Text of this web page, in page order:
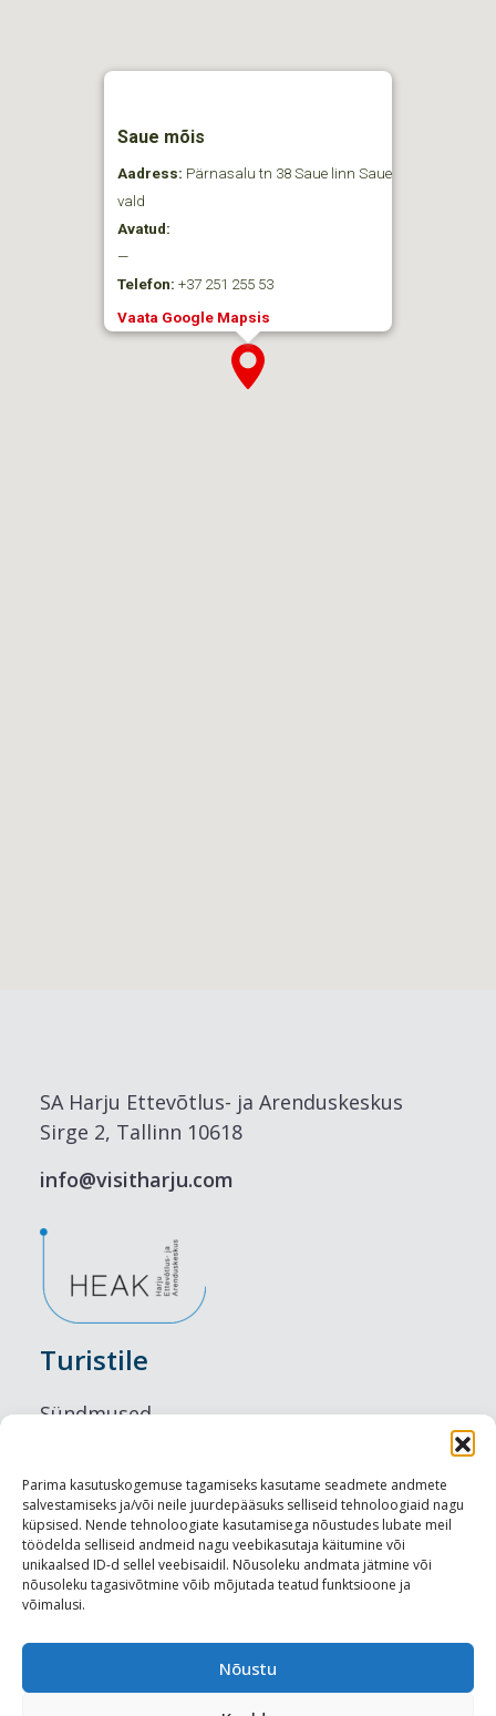
Parima kasutuskogemuse tagamiseks kasutame seadmete andmete
salvestamiseks ja/või neile juurdepääsuks selliseid tehnoloogiaid nagu
küpsised. Nende tehnoloogiate kasutamisega nõustudes lubate meil
töödelda selliseid andmeid nagu veebikasutaja käitumine või
unikaalsed ID-d sellel veebisaidil. Nõusoleku andmata jätmine või
nõusoleku tagasivõtmine võib mõjutada teatud funktsioone ja
võimalusi.
Nõustu
Saue mõis
Aadress: Pärnasalu tn 38 Saue linn Saue
vald
Avatud:
—
Telefon: +37 251 255 53
Vaata Google Mapsis
SA Harju Ettevõtlus- ja Arenduskeskus
Sirge 2, Tallinn 10618
info@visitharju.com
Turistile
Sündmused
Maitseelamused
Vaatamisväärsused
Visit Tallinn
Turismiprofessionaalile